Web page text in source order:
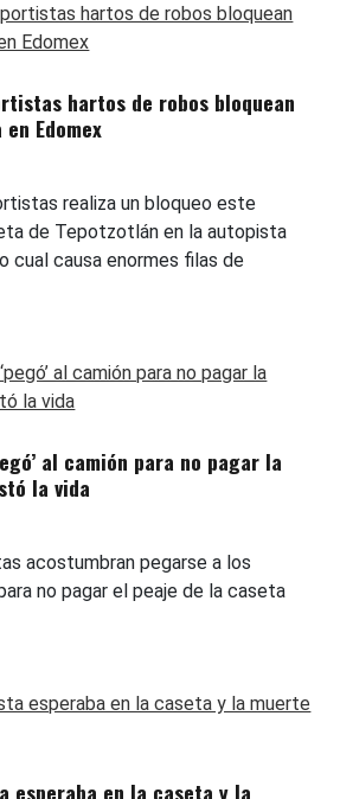
hartos de robos bloquean
Edomex
realiza un bloqueo este
de Tepotzotlán en la autopista
cual causa enormes filas de
al camión para no pagar la
la vida
acostumbran pegarse a los
no pagar el peaje de la caseta
esperaba en la caseta y la